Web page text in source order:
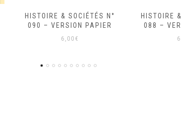
HISTOIRE & SOCIÉTÉS N°
088 – VERSION PAPIER
6,00 €
HISTOIRE
085 –